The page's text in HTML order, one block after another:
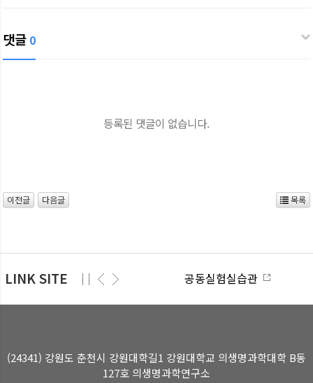
댓글 0
등록된 댓글이 없습니다.
이전글 다음글 목록
LINK SITE 공동실험실습관
(24341) 강원도 춘천시 강원대학길1 강원대학교 의생명과학대학 B동
127호 의생명과학연구소